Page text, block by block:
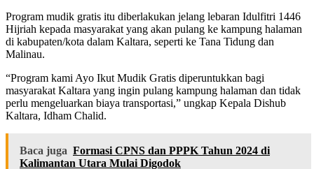
Program mudik gratis itu diberlakukan jelang lebaran Idulfitri 1446
Hijriah kepada masyarakat yang akan pulang ke kampung halaman
di kabupaten/kota dalam Kaltara, seperti ke Tana Tidung dan
Malinau.
“Program kami Ayo Ikut Mudik Gratis diperuntukkan bagi
masyarakat Kaltara yang ingin pulang kampung halaman dan tidak
perlu mengeluarkan biaya transportasi,” ungkap Kepala Dishub
Kaltara, Idham Chalid.
Baca juga Formasi CPNS dan PPPK Tahun 2024 di
Kalimantan Utara Mulai Digodok